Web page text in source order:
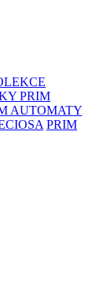
PRIM
AUTOMATY
PRIM